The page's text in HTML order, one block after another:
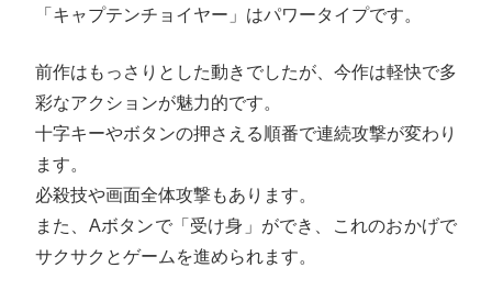
「キャプテンチョイヤー」はパワータイプです。
前作はもっさりとした動きでしたが、今作は軽快で多
彩なアクションが魅力的です。
十字キーやボタンの押さえる順番で連続攻撃が変わり
ます。
必殺技や画面全体攻撃もあります。
また、Aボタンで「受け身」ができ、これのおかげで
サクサクとゲームを進められます。